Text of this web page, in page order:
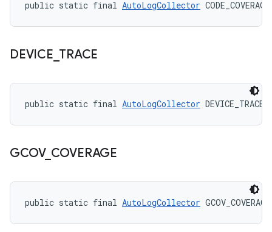
public static final AutoLogCollector CODE_COVERAGE
DEVICE TRACE
public static final AutoLogCollector DEVICE_TRACE
GCOV_ COVERAGE
public static final AutoLogCollector GCOV_COVERAGE